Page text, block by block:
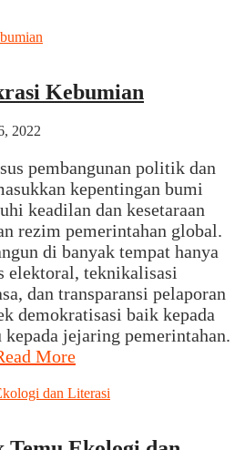
Kebumian
2022
pembangunan politik dan
kepentingan bumi
keadilan dan kesetaraan
rezim pemerintahan global.
di banyak tempat hanya
elektoral, teknikalisasi
dan transparansi pelaporan
demokratisasi baik kepada
jejaring pemerintahan.
More